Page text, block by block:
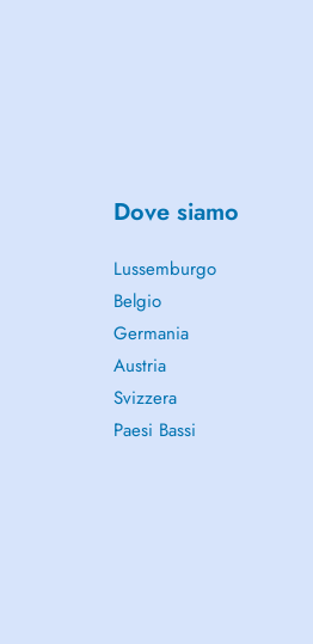
Dove siamo
Lussemburgo
Belgio
Germania
Austria
Svizzera
Paesi Bassi